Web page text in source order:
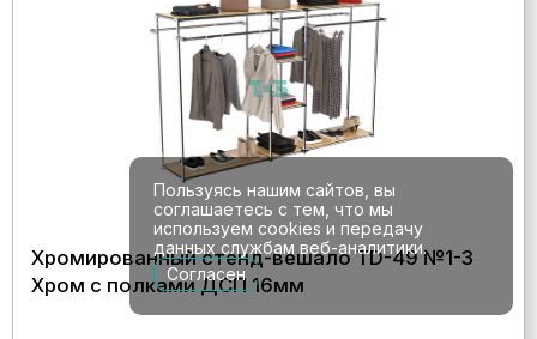
Хромированный стенд-вешало TD-49 №1-3
Хром с полками ДСП 16мм
Пользуясь нашим сайтов, вы
соглашаетесь с тем, что мы
используем cookies и передачу
данных службам веб-аналитики.
Согласен